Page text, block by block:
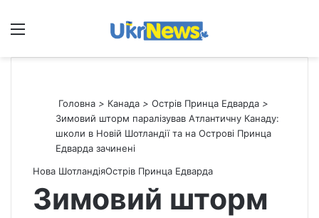
Меню
Головна > Канада > Острів Принца Едварда >
Зимовий шторм паралізував Атлантичну Канаду:
школи в Новій Шотландії та на Острові Принца
Едварда зачинені
Нова ШотландіяОстрів Принца Едварда
Зимовий шторм